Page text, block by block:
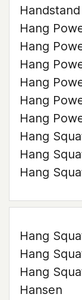
Hang
Hang
Hang
Hang
Hang
Hang
Hang
Hang
Hang
Hang
Hang
Hang
Hansen